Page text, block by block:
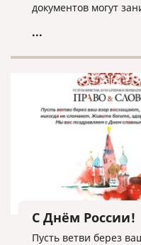
документов могут
...
С Днём России!
Пусть ветви берез